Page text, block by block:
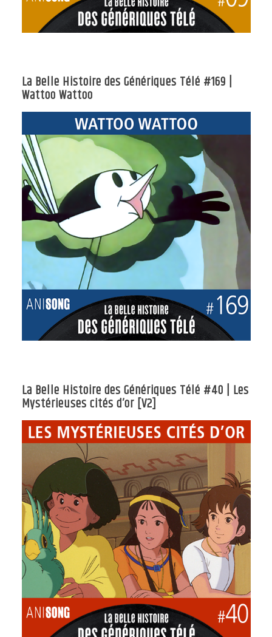
La Belle Histoire des Génériques Télé #169 |
Wattoo Wattoo
La Belle Histoire des Génériques Télé #40 | Les
Mystérieuses cités d’or [V2]